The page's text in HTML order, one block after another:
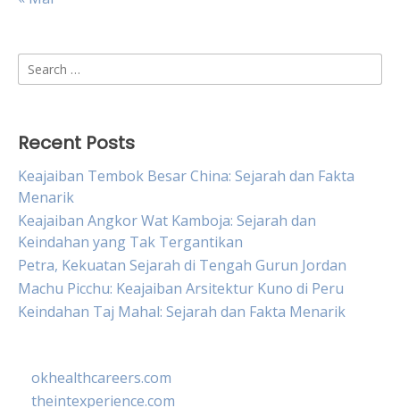
Search
for:
Recent Posts
Keajaiban Tembok Besar China: Sejarah dan Fakta
Menarik
Keajaiban Angkor Wat Kamboja: Sejarah dan
Keindahan yang Tak Tergantikan
Petra, Kekuatan Sejarah di Tengah Gurun Jordan
Machu Picchu: Keajaiban Arsitektur Kuno di Peru
Keindahan Taj Mahal: Sejarah dan Fakta Menarik
okhealthcareers.com
theintexperience.com